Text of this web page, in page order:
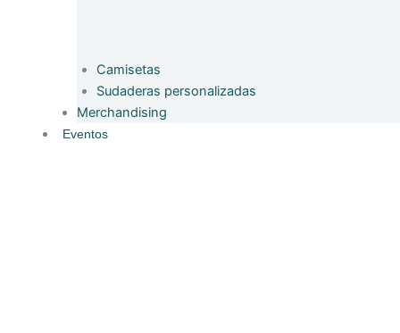
Camisetas
Sudaderas personalizadas
Merchandising
Eventos